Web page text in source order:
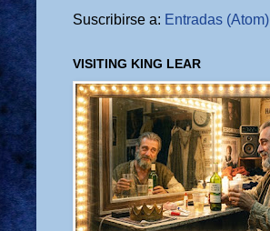
Suscribirse a: Entradas (Atom)
VISITING KING LEAR